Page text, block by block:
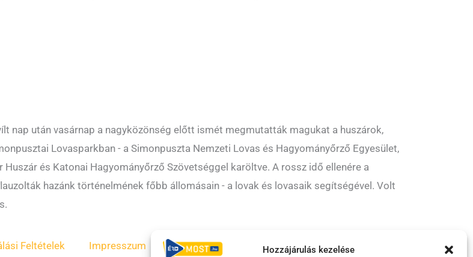
Hozzájárulás kezelése
nap után vasárnap a nagyközönség előtt ismét megmutatták magukat a huszárok,
Lovasparkban - a Simonpuszta Nemzeti Lovas és Hagyományőrző Egyesület,
és Katonai Hagyományőrző Szövetséggel karöltve. A rossz idő ellenére a
hazánk történelmének főbb állomásain - a lovak és lovasaik segítségével. Volt
Feltételek Impresszum ÁSZF Irányelvek Moderálási szabályzat